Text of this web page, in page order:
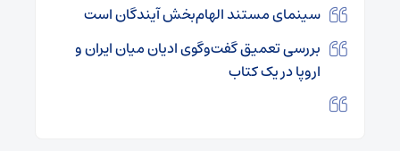
سینمای مستند الهام‌بخش آیندگان است
بررسی تعمیق گفت‌وگوی ادیان میان ایران و
اروپا در یک کتاب